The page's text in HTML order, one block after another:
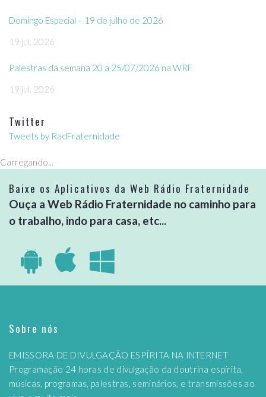
Domingo Especial – 19 de julho de 2026
19 jul, 2026
Palestras da semana 20 a 25/07/2026 na WRF
19 jul, 2026
Twitter
Tweets by RadFraternidade
Carregando...
Baixe os Aplicativos da Web Rádio Fraternidade
Ouça a Web Rádio Fraternidade no caminho para
o trabalho, indo para casa, etc...
Sobre nós
EMISSORA DE DIVULGAÇÃO ESPÍRITA NA INTERNET
Programação 24 horas de divulgação da doutrina espírita,
músicas, programas, palestras, seminários, e transmissões ao